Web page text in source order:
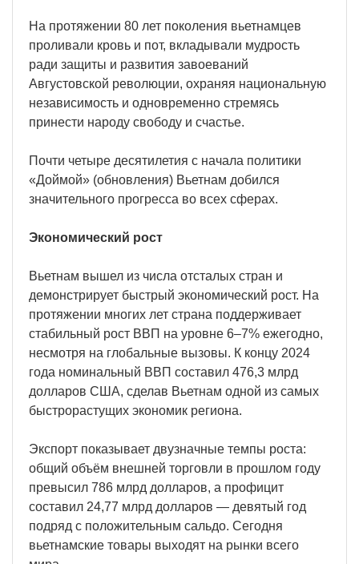
На протяжении 80 лет поколения вьетнамцев
проливали кровь и пот, вкладывали мудрость
ради защиты и развития завоеваний
Августовской революции, охраняя национальную
независимость и одновременно стремясь
принести народу свободу и счастье.
Почти четыре десятилетия с начала политики
«Доймой» (обновления) Вьетнам добился
значительного прогресса во всех сферах.
Экономический рост
Вьетнам вышел из числа отсталых стран и
демонстрирует быстрый экономический рост. На
протяжении многих лет страна поддерживает
стабильный рост ВВП на уровне 6–7% ежегодно,
несмотря на глобальные вызовы. К концу 2024
года номинальный ВВП составил 476,3 млрд
долларов США, сделав Вьетнам одной из самых
быстрорастущих экономик региона.
Экспорт показывает двузначные темпы роста:
общий объём внешней торговли в прошлом году
превысил 786 млрд долларов, а профицит
составил 24,77 млрд долларов — девятый год
подряд с положительным сальдо. Сегодня
вьетнамские товары выходят на рынки всего